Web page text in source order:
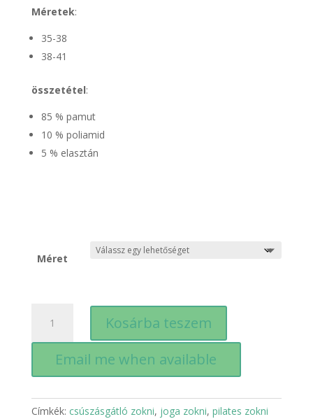
Méretek:
35-38
38-41
összetétel:
85 % pamut
10 % poliamid
5 % elasztán
Méret
pilates
zokni
hosszú
-
szürke
Kosárba teszem
Email me when available
Címkék: csúszásgátló zokni, joga zokni, pilates zokni